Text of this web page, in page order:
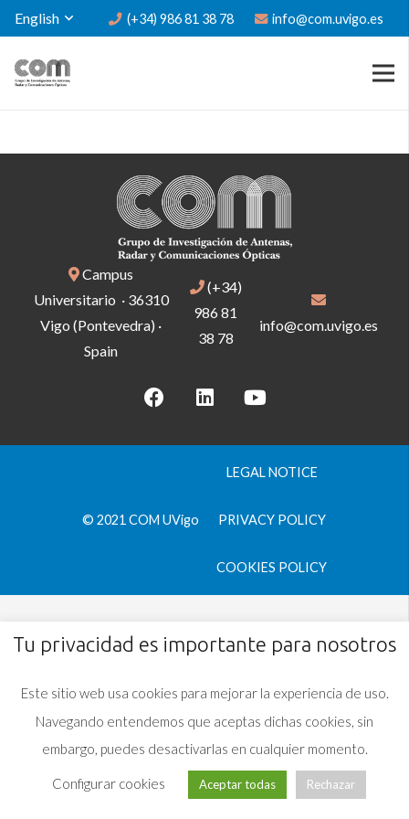
English (+34) 986 81 38 78 info@com.uvigo.es
Campus
Universitario · 36310
Vigo (Pontevedra) ·
Spain
(+34)
986 81
38 78
info@com.uvigo.es
© 2021 COM UVigo
LEGAL NOTICE
PRIVACY POLICY
COOKIES POLICY
Tu privacidad es importante para nosotros
Este sitio web usa cookies para mejorar la experiencia de uso.
Navegando entendemos que aceptas dichas cookies, sin
embargo, puedes desactivarlas en cualquier momento.
Configurar cookies Aceptar todas Rechazar